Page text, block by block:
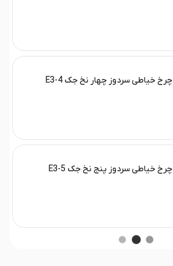
چرخ خیاطی سردوز چهار نخ جک E3-4
چرخ خیاطی سردوز پنج نخ جک E3-5